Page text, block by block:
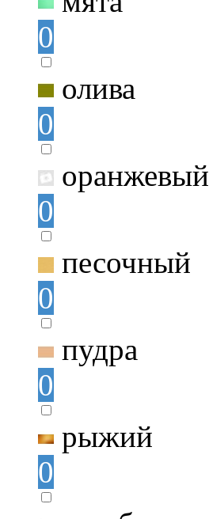
0
олива
0
оранжевый
0
песочный
0
пудра
0
рыжий
0